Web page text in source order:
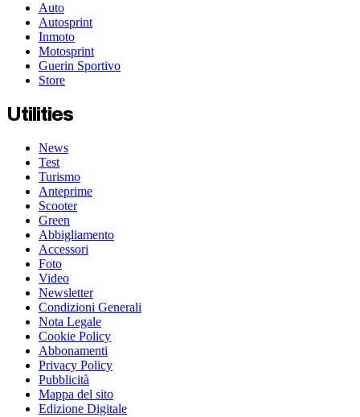
Auto
Autosprint
Inmoto
Motosprint
Guerin Sportivo
Store
Utilities
News
Test
Turismo
Anteprime
Scooter
Green
Abbigliamento
Accessori
Foto
Video
Newsletter
Condizioni Generali
Nota Legale
Cookie Policy
Abbonamenti
Privacy Policy
Pubblicità
Mappa del sito
Edizione Digitale